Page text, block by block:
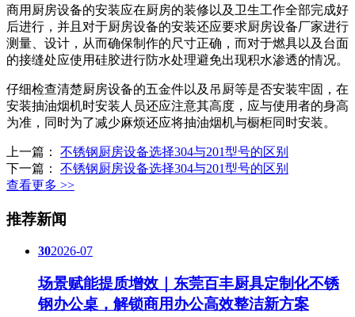
商用厨房设备的安装应在厨房的装修以及卫生工作全部完成好
后进行，并且对于厨房设备的安装还应要求厨房设备厂家进行
测量、设计，从而确保制作的尺寸正确，而对于燃具以及台面
的接缝处应使用硅胶进行防水处理避免出现积水渗透的情况。
仔细检查清楚厨房设备的五金件以及吊厨等是否安装牢固，在
安装抽油烟机时安装人员还应注意其高度，应与使用者的身高
为准，同时为了减少麻烦还应将抽油烟机与橱柜同时安装。
上一篇： 不锈钢厨房设备选择304与201型号的区别
下一篇： 不锈钢厨房设备选择304与201型号的区别
查看更多 >>
推荐新闻
302026-07
场景赋能提质增效｜东莞百丰厨具定制化不锈
钢办公桌，解锁商用办公高效整洁新方案